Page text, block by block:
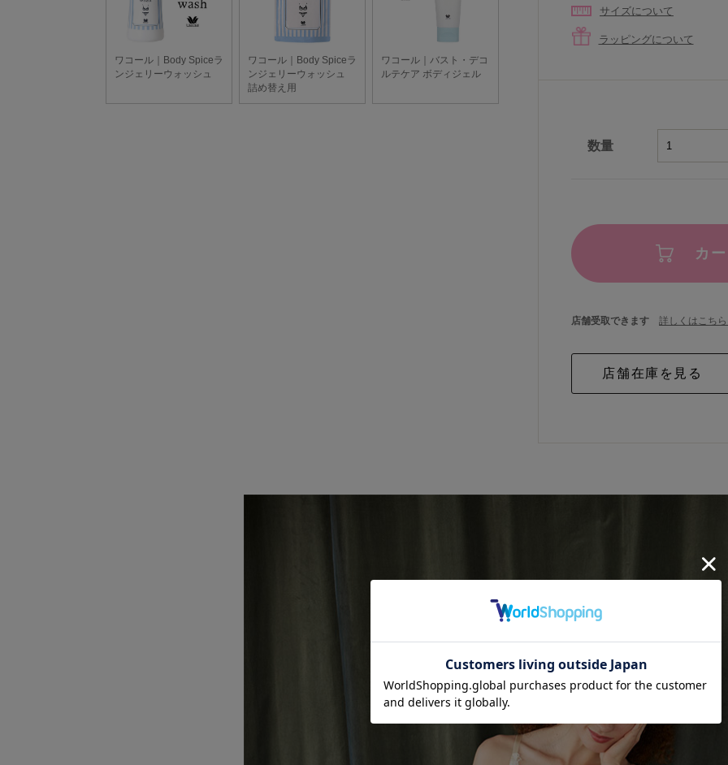
サイズについて
ラッピングについて
数量
カ
店舗受取できます 詳しくはこち